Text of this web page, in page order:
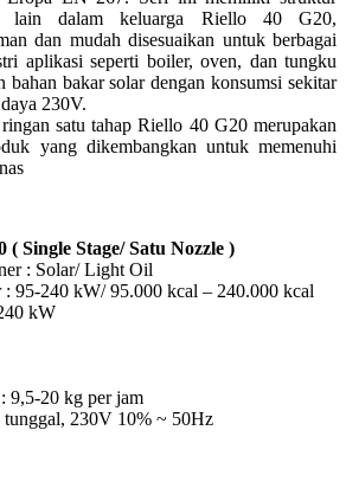
lain dalam keluarga Riello 40 G20,
dan mudah disesuaikan untuk berbagai
aplikasi seperti boiler, oven, dan tungku
bahan bakar solar dengan konsumsi sekitar
230V.
satu tahap Riello 40 G20 merupakan
yang dikembangkan untuk memenuhi
Single Stage/ Satu Nozzle )
: Solar/ Light Oil
95-240 kW/ 95.000 kcal – 240.000 kcal
kW
9,5-20 kg per jam
tunggal, 230V 10% ~ 50Hz